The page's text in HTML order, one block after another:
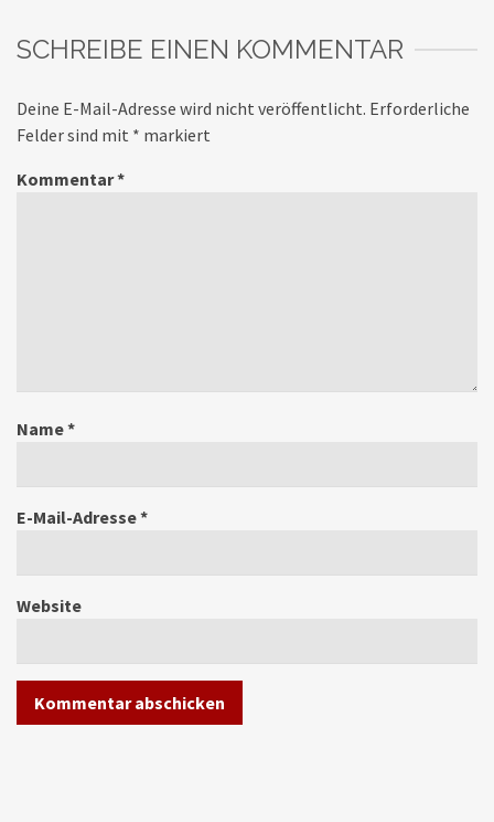
SCHREIBE EINEN KOMMENTAR
Deine E-Mail-Adresse wird nicht veröffentlicht. Erforderliche
Felder sind mit * markiert
Kommentar*
Name*
E-Mail-Adresse*
Website